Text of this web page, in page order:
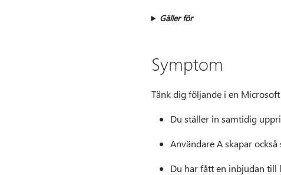
Gäller för
Symptom
Tänk dig följande i en
Du ställer in samtidig
Användare A skapar
Du har fått en inbjudan till